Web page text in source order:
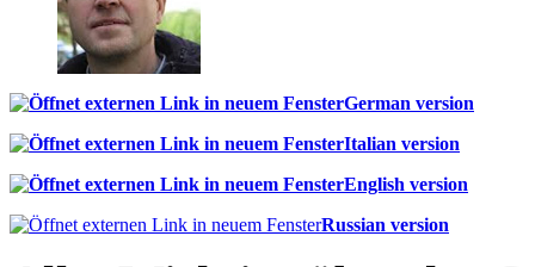
German version
Italian version
English version
Russian version